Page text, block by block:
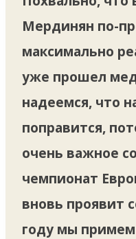
Мердинян по-
максимально
уже прошел
надеемся, что
поправится,
очень важное
чемпионат
вновь проявит
году мы